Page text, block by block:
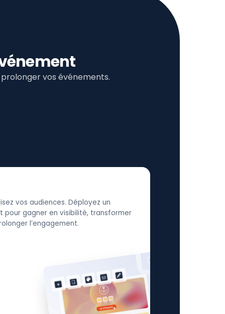
vos événements.
vos audiences. Déployez un
gagner en visibilité, transformer
l’engagement.